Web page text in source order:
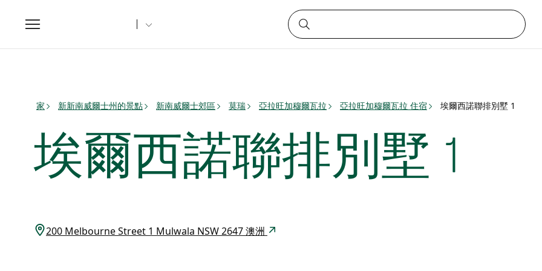
Toggle
navigation
家 新新南威爾士州的景點 新南威爾士郊區 莫瑞 亞拉旺加穆爾瓦拉 亞拉旺加穆爾瓦拉 住宿 埃爾西諾聯排別墅 1
埃爾西諾聯排別墅 1
200 Melbourne Street 1 Mulwala NSW 2647 澳洲